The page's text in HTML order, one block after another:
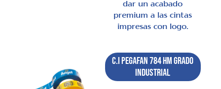
dar un acabado
premium a las cintas
impresas con logo.
C.I Pegafan 784 HM Grado
Industrial